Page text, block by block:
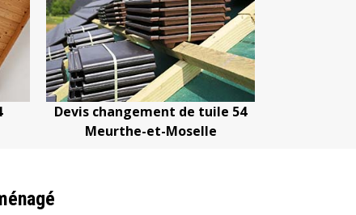
Devis changement de tuile 54
Meurthe-et-Moselle
Devis nettoyage